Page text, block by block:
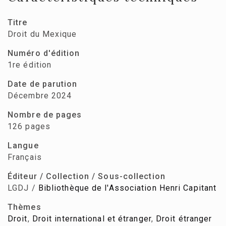
Titre
Droit du Mexique
Numéro d'édition
1re édition
Date de parution
Décembre 2024
Nombre de pages
126 pages
Langue
Français
Éditeur / Collection / Sous-collection
LGDJ / Bibliothèque de l'Association Henri Capitant
Thèmes
Droit, Droit international et étranger, Droit étranger